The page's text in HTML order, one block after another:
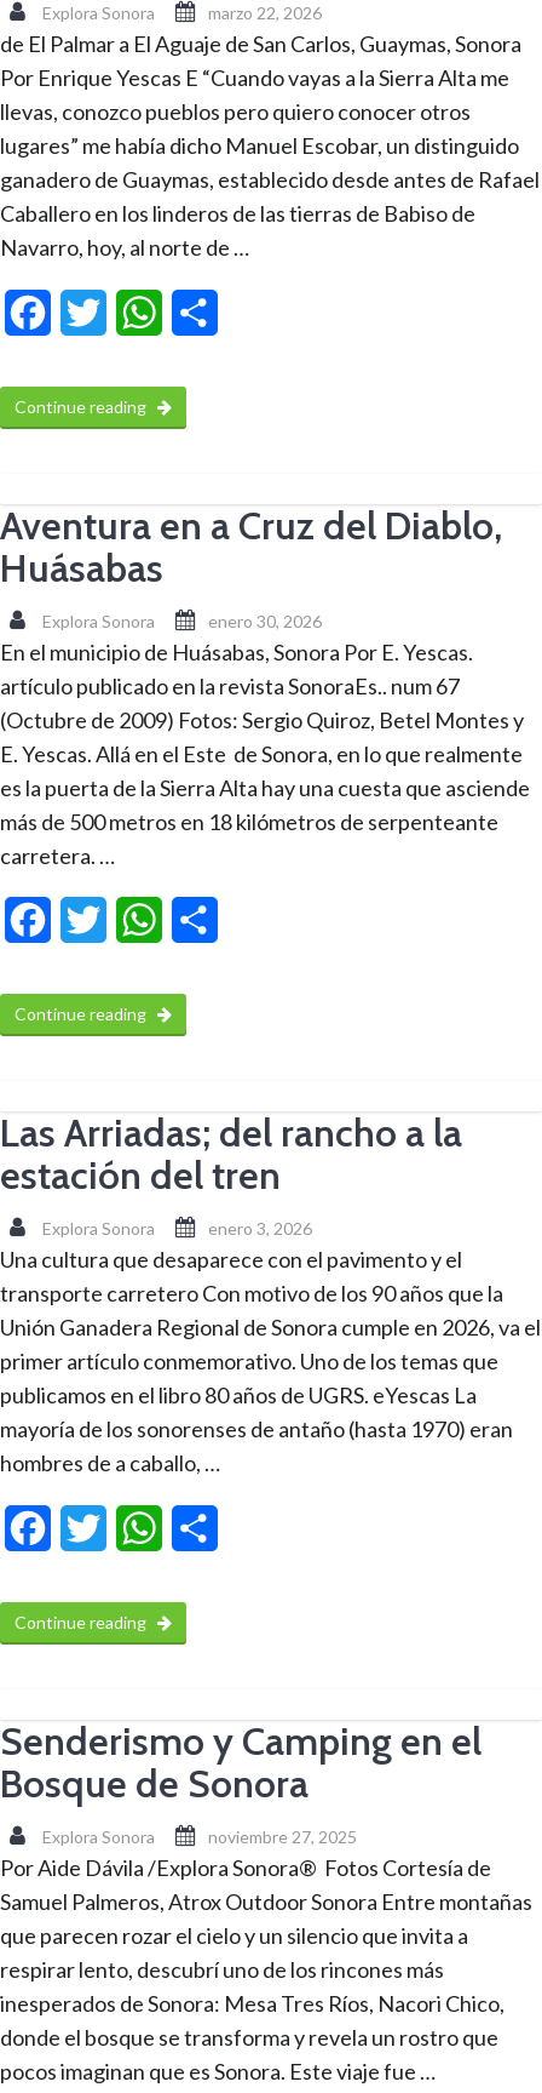
Explora Sonora marzo 22, 2026
de El Palmar a El Aguaje de San Carlos, Guaymas, Sonora
Por Enrique Yescas E “Cuando vayas a la Sierra Alta me
llevas, conozco pueblos pero quiero conocer otros
lugares” me había dicho Manuel Escobar, un distinguido
ganadero de Guaymas, establecido desde antes de Rafael
Caballero en los linderos de las tierras de Babiso de
Navarro, hoy, al norte de …
FacebookTwitter WhatsApp
Continue reading
Aventura en a Cruz del Diablo,
Huásabas
Explora Sonora enero 30, 2026
En el municipio de Huásabas, Sonora Por E. Yescas.
artículo publicado en la revista SonoraEs.. num 67
(Octubre de 2009) Fotos: Sergio Quiroz, Betel Montes y
E. Yescas. Allá en el Este de Sonora, en lo que realmente
es la puerta de la Sierra Alta hay una cuesta que asciende
más de 500 metros en 18 kilómetros de serpenteante
carretera. …
FacebookTwitter WhatsApp
Continue reading
Las Arriadas; del rancho a la
estación del tren
Explora Sonora enero 3, 2026
Una cultura que desaparece con el pavimento y el
transporte carretero Con motivo de los 90 años que la
Unión Ganadera Regional de Sonora cumple en 2026, va el
primer artículo conmemorativo. Uno de los temas que
publicamos en el libro 80 años de UGRS. eYescas La
mayoría de los sonorenses de antaño (hasta 1970) eran
hombres de a caballo, …
FacebookTwitter WhatsApp
Continue reading
Senderismo y Camping en el
Bosque de Sonora
Explora Sonora noviembre 27, 2025
Por Aide Dávila /Explora Sonora® Fotos Cortesía de
Samuel Palmeros, Atrox Outdoor Sonora Entre montañas
que parecen rozar el cielo y un silencio que invita a
respirar lento, descubrí uno de los rincones más
inesperados de Sonora: Mesa Tres Ríos, Nacori Chico,
donde el bosque se transforma y revela un rostro que
pocos imaginan que es Sonora. Este viaje fue …